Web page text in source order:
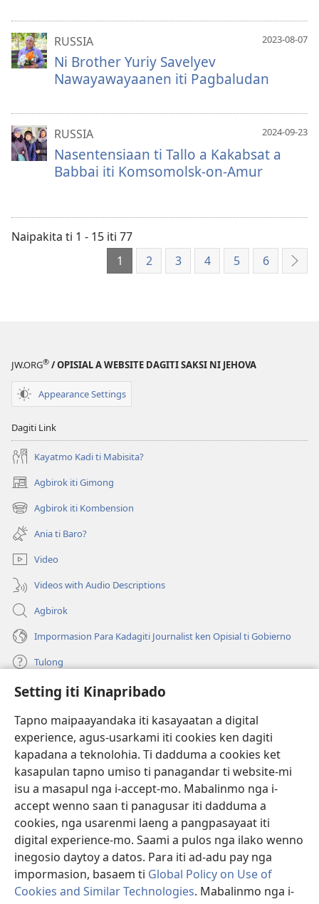
Setting iti Kinapribado
Tapno maipaayandaka iti kasayaatan a digital
experience, agus-usarkami iti cookies ken dagiti
kapadana a teknolohia. Ti dadduma a cookies ket
kasapulan tapno umiso ti panagandar ti website-mi
isu a masapul nga i-accept-mo. Mabalinmo nga i-
accept wenno saan ti panagusar iti dadduma a
cookies, nga usarenmi laeng a pangpasayaat iti
digital experience-mo. Saami a pulos nga ilako wenno
inegosio daytoy a datos. Para iti ad-adu pay nga
impormasion, basaem ti Global Policy on Use of
Cookies and Similar Technologies. Mabalinmo nga i-
2023-08-07
RUSSIA
Ni Brother Yuriy Savelyev
Nawayawayaanen iti Pagbaludan
2024-09-23
RUSSIA
Nasentensiaan ti Tallo a Kakabsat a
Babbai iti Komsomolsk-on-Amur
Naipakita ti 1 - 15 iti 77
1
2 3 4 5 6
JW.ORG® / OPISIAL A WEBSITE DAGITI SAKSI NI JEHOVA
Appearance Settings
Dagiti Link
Kayatmo Kadi ti Mabisita?
Agbirok iti Gimong
(manglukat
iti
baro
window)
Agbirok iti Kombension
(manglukat
iti
baro
a
window)
Ania ti Baro?
Video
Videos with Audio Descriptions
Agbirok
Impormasion Para Kadagiti Journalist ken Opisial ti Gobierno
Tulong
Donasion
(manglukat
iti
baro
a
window)
Watchtower ONLINE A LIBRARIA
(manglukat
iti
baro
a
JW Hub ®
(manglukat
iti
baro
window)
JW Library
Watchtower Library